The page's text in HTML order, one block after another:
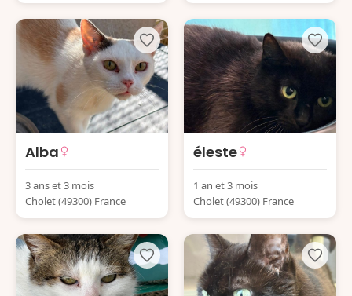
Alba
3 ans et 3 mois
Cholet (49300) France
éleste
1 an et 3 mois
Cholet (49300) France